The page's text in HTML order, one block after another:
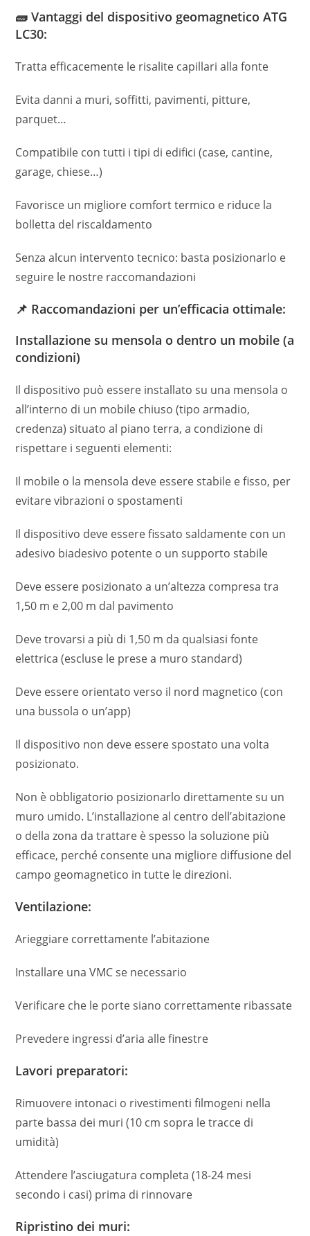
🧱 Vantaggi del dispositivo geomagnetico ATG
LC30:
Tratta efficacemente le risalite capillari alla fonte
Evita danni a muri, soffitti, pavimenti, pitture,
parquet…
Compatibile con tutti i tipi di edifici (case, cantine,
garage, chiese…)
Favorisce un migliore comfort termico e riduce la
bolletta del riscaldamento
Senza alcun intervento tecnico: basta posizionarlo e
seguire le nostre raccomandazioni
📌 Raccomandazioni per un’efficacia ottimale:
Installazione su mensola o dentro un mobile (a
condizioni)
Il dispositivo può essere installato su una mensola o
all’interno di un mobile chiuso (tipo armadio,
credenza) situato al piano terra, a condizione di
rispettare i seguenti elementi:
Il mobile o la mensola deve essere stabile e fisso, per
evitare vibrazioni o spostamenti
Il dispositivo deve essere fissato saldamente con un
adesivo biadesivo potente o un supporto stabile
Deve essere posizionato a un’altezza compresa tra
1,50 m e 2,00 m dal pavimento
Deve trovarsi a più di 1,50 m da qualsiasi fonte
elettrica (escluse le prese a muro standard)
Deve essere orientato verso il nord magnetico (con
una bussola o un’app)
Il dispositivo non deve essere spostato una volta
posizionato.
Non è obbligatorio posizionarlo direttamente su un
muro umido. L’installazione al centro dell’abitazione
o della zona da trattare è spesso la soluzione più
efficace, perché consente una migliore diffusione del
campo geomagnetico in tutte le direzioni.
Ventilazione:
Arieggiare correttamente l’abitazione
Installare una VMC se necessario
Verificare che le porte siano correttamente ribassate
Prevedere ingressi d’aria alle finestre
Lavori preparatori:
Rimuovere intonaci o rivestimenti filmogeni nella
parte bassa dei muri (10 cm sopra le tracce di
umidità)
Attendere l’asciugatura completa (18-24 mesi
secondo i casi) prima di rinnovare
Ripristino dei muri: